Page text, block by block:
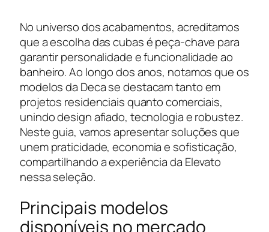
No universo dos acabamentos, acreditamos
que a escolha das cubas é peça-chave para
garantir personalidade e funcionalidade ao
banheiro. Ao longo dos anos, notamos que os
modelos da Deca se destacam tanto em
projetos residenciais quanto comerciais,
unindo design afiado, tecnologia e robustez.
Neste guia, vamos apresentar soluções que
unem praticidade, economia e sofisticação,
compartilhando a experiência da Elevato
nessa seleção.
Principais modelos
disponíveis no mercado